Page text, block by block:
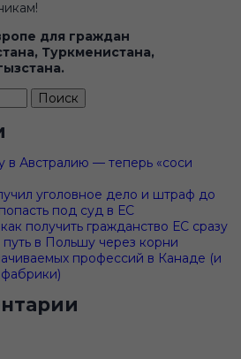
для граждан
Туркменистана,
в Австралию — теперь «соси
уголовное дело и штраф до
под суд в ЕС
получить гражданство ЕС сразу
в Польшу через корни
профессий в Канаде (и